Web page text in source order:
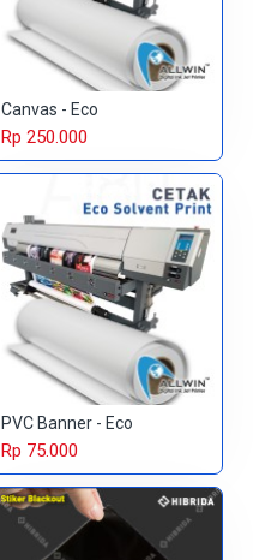
Canvas - Eco
Rp 250.000
PVC Banner - Eco
Rp 75.000